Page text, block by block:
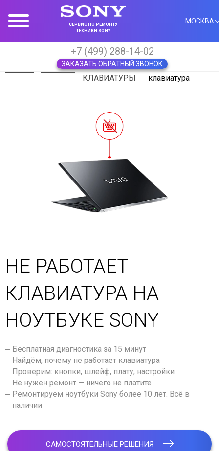
СЕРВИС ПО РЕМОНТУ
ТЕХНИКИ SONY
МОСКВА
+7 (499) 288-14-02
ЗАКАЗАТЬ ОБРАТНЫЙ ЗВОНОК
Ноутбуки
РЕМОНТ
КЛАВИАТУРЫ
Не работает
клавиатура
НЕ РАБОТАЕТ
КЛАВИАТУРА НА
НОУТБУКЕ SONY
Бесплатная диагностика за 15 минут
Найдём, почему не работает клавиатура
Проверим: кнопки, шлейф, плату, настройки
Не нужен ремонт — ничего не платите
Ремонтируем ноутбуки Sony более 10 лет. Всё в
наличии
САМОСТОЯТЕЛЬНЫЕ РЕШЕНИЯ